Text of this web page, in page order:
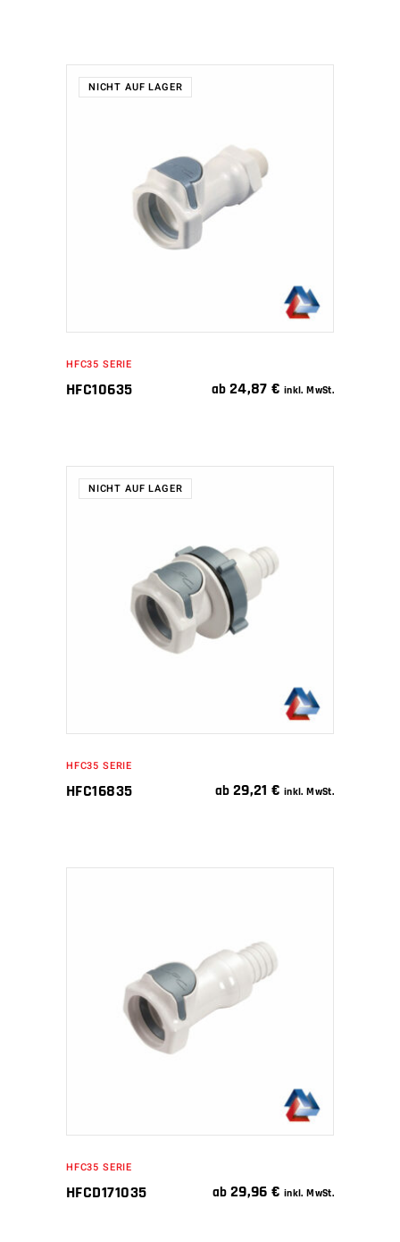
NICHT AUF LAGER
WEITERLESEN
HFC35 SERIE
HFC10635 ab 24,87€ inkl. MwSt.
NICHT AUF LAGER
WEITERLESEN
HFC35 SERIE
HFC16835 ab 29,21€ inkl. MwSt.
IN DEN WARENKORB
HFC35 SERIE
HFCD171035 ab 29,96€ inkl. MwSt.